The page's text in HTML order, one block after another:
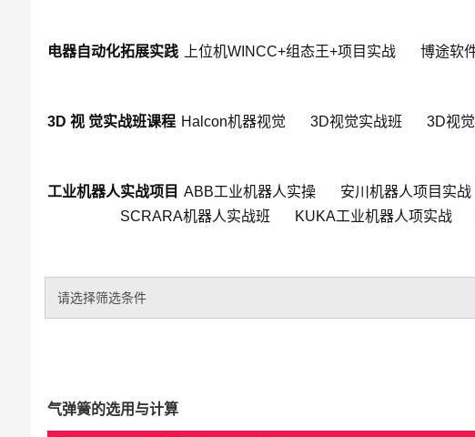
电器自动化拓展实践 上位机WINCC+组态王+项目实战 博途软
3D 视 觉实战班课程 Halcon机器视觉 3D视觉实战班 3D视
工业机器人实战项目 ABB工业机器人实操 安川机器人项目实战
SCRARA机器人实战班
KUKA工业机器人项实战
请选择筛选条件
气弹簧的选用与计算